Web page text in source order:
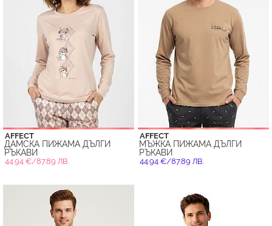
AFFECT
ДАМСКА ПИЖАМА ДЪЛГИ
РЪКАВИ
44.94 €/87.89 ЛВ.
AFFECT
МЪЖКА ПИЖАМА ДЪЛГИ
РЪКАВИ
44.94 €/87.89 ЛВ.